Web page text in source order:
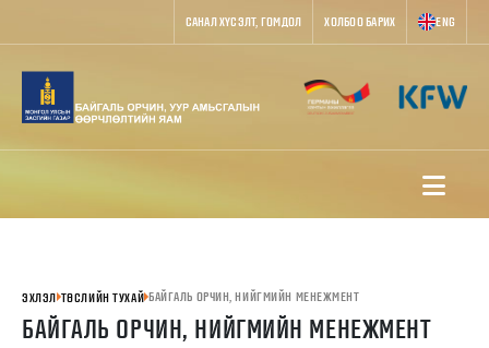
САНАЛ ХҮСЭЛТ, ГОМДОЛ ХОЛБОО БАРИХ ENG
ЭХЛЭЛ ТӨСЛИЙН ТУХАЙ БАЙГАЛЬ ОРЧИН, НИЙГМИЙН МЕНЕЖМЕНТ
БАЙГАЛЬ ОРЧИН, НИЙГМИЙН МЕНЕЖМЕНТ